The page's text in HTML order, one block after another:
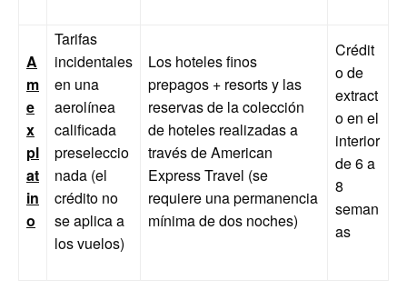
A
m
e
x
pl
at
in
o
Tarifas
incidentales
en una
aerolínea
calificada
preseleccio
nada (el
crédito no
se aplica a
los vuelos)
Los hoteles finos
prepagos + resorts y las
reservas de la colección
de hoteles realizadas a
través de American
Express Travel (se
requiere una permanencia
mínima de dos noches)
Crédit
o de
extract
o en el
interior
de 6 a
8
seman
as